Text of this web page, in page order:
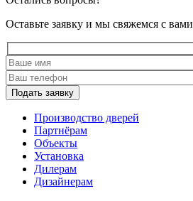
Оставьте заявку и мы свяжемся с вами
Подать заявку
Производство дверей
Партнёрам
Объекты
Установка
Дилерам
Дизайнерам